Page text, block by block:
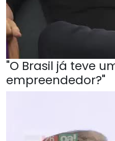
"O Brasil já teve
empreendedor?"